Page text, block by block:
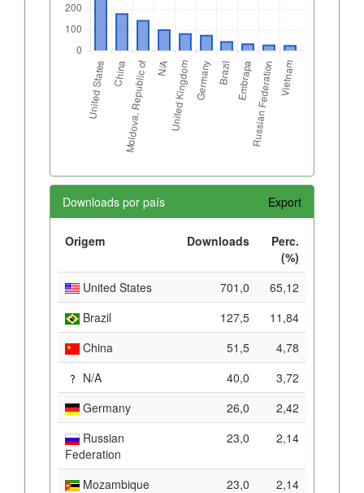
Downloads por país Export
Origem Downloads
Perc.
(%)
United States
701,0
65,12
Brazil
127,5
11,84
China
51,5
4,78
N/A
40,0
3,72
Germany
26,0
2,42
Russian
Federation
23,0 2,14
Mozambique 23,0
2,14